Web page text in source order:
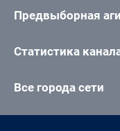
Предвыборная
Статистика
Все города сети